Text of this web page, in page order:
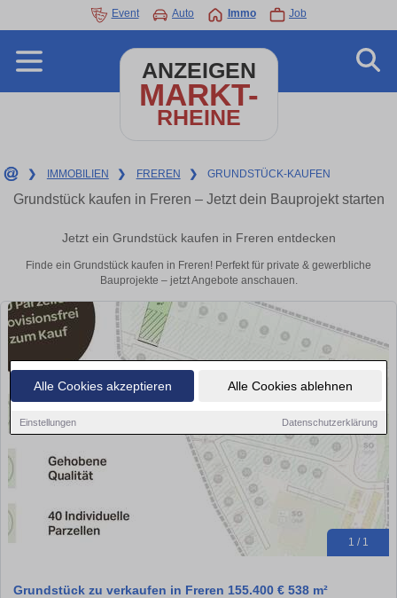
Alle Cookies akzeptieren Alle Cookies ablehnen
Einstellungen Datenschutzerklärung
Event Auto Immo Job
ANZEIGEN
MARKT-
RHEINE
❯ IMMOBILIEN ❯ FREREN ❯ GRUNDSTÜCK-KAUFEN
Grundstück kaufen in Freren – Jetzt dein Bauprojekt starten
Jetzt ein Grundstück kaufen in Freren entdecken
Finde ein Grundstück kaufen in Freren! Perfekt für private & gewerbliche
Bauprojekte – jetzt Angebote anschauen.
1 / 1
Grundstück zu verkaufen in Freren 155.400 € 538 m²